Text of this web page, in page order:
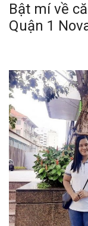
Bật mí về
Quận 1